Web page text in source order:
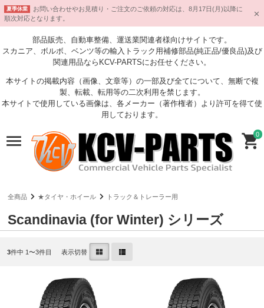
夏季休業
お問い合わせやお見積り・ご注文のご依頼の対応は、8月17日(月)以降に
順次対応となります。
部品販売、自動車整備、運送業関連者様向けサイトです。
スカニア、ボルボ、ベンツ等の輸入トラック用補修部品(純正品/優良品)及び
関連用品ならKCV-PARTSにお任せください。
本サイトの掲載内容（画像、文章等）の一部及び全てについて、無断で複
製、転載、転用等の二次利用を禁じます。
本サイトで使用している画像は、各メーカー（著作権者）より許可を得て使
用しております。
0
全商品 ★タイヤ・ホイール トラック＆トレーラー用
Scandinavia (for Winter) シリーズ
3件中 1〜3件目 表示切替